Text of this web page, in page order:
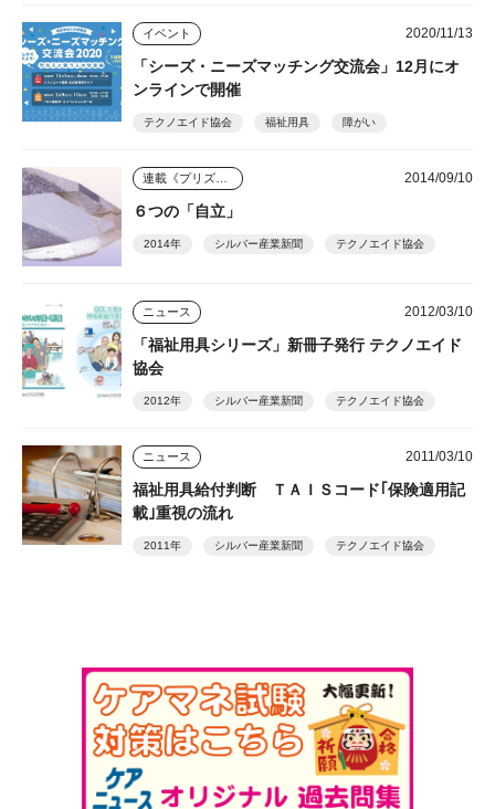
イベント 2020/11/13
「シーズ・ニーズマッチング交流会」12月にオ
ンラインで開催
テクノエイド協会 福祉用具 障がい
2014/09/10
６つの「自立」
2014年 シルバー産業新聞 テクノエイド協会
ニュース 2012/03/10
「福祉用具シリーズ」新冊子発行 テクノエイド
協会
2012年 シルバー産業新聞 テクノエイド協会
ニュース 2011/03/10
福祉用具給付判断 ＴＡＩＳコード｢保険適用記
載｣重視の流れ
2011年 シルバー産業新聞 テクノエイド協会